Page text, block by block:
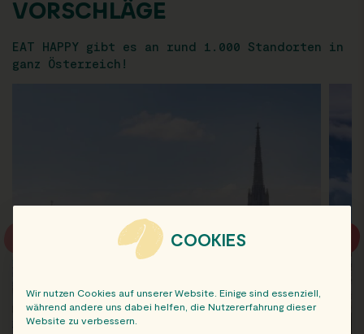
VORSCHLÄGE
EAT HAPPY gibt es an rund 1.000 Standorten in
ganz Österreich!
COOKIES
Wir nutzen Cookies auf unserer Website. Einige sind essenziell,
während andere uns dabei helfen, die Nutzererfahrung dieser
Website zu verbessern.